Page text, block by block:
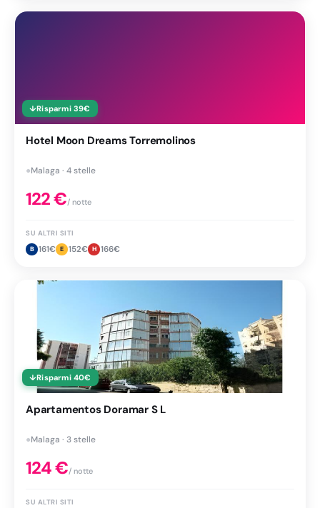
↓Risparmi 39€
Hotel Moon Dreams Torremolinos
●Malaga · 4 stelle
122€/ notte
SU ALTRI SITI
B 161€ E 152€ H 166€
↓Risparmi 40€
Apartamentos Doramar S L
●Malaga · 3 stelle
124€/ notte
SU ALTRI SITI